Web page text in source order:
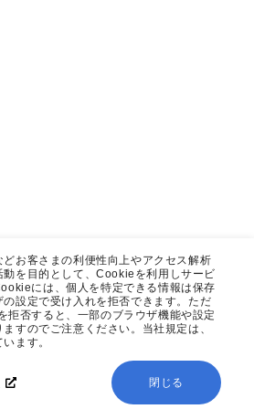
お客さまの利便性向上やアクセス解析
動を目的として、Cookieを利用しサービ
には、個人を特定できる情報は保存
設定で受け入れを拒否できます。ただ
拒否すると、一部のブラウザ機能や設定
すのでご注意ください。当社規定は、
ます。
閉じる